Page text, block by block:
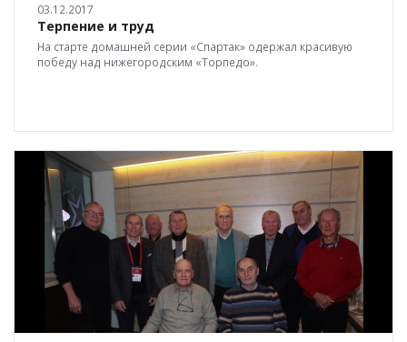
03.12.2017
Терпение и труд
На старте домашней серии «Спартак» одержал красивую
победу над нижегородским «Торпедо».